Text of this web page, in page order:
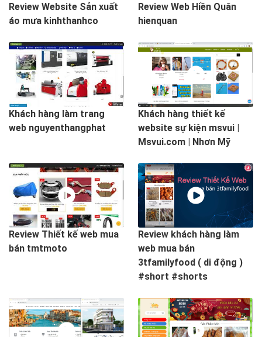
Review Website Sản xuất
áo mưa kinhthanhco
Review Web Hiền Quân
hienquan
Khách hàng làm trang
web nguyenthangphat
Khách hàng thiết kế
website sự kiện msvui |
Msvui.com | Nhơn Mỹ
Review Thiết kế web mua
bán tmtmoto
Review khách hàng làm
web mua bán
3tfamilyfood ( di động )
#short #shorts